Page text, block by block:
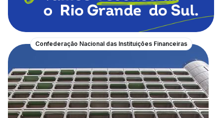
Confederação Nacional das Instituições Financeiras